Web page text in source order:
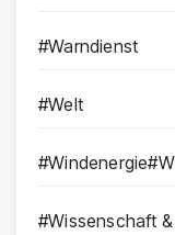
#Warndienst
#Welt
#Wissenschaft